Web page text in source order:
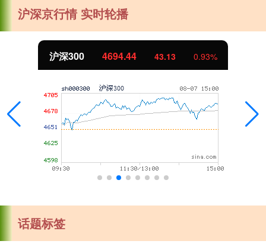
沪深京行情 实时轮播
沪深300 4694.44 43.13 0.93%
话题标签